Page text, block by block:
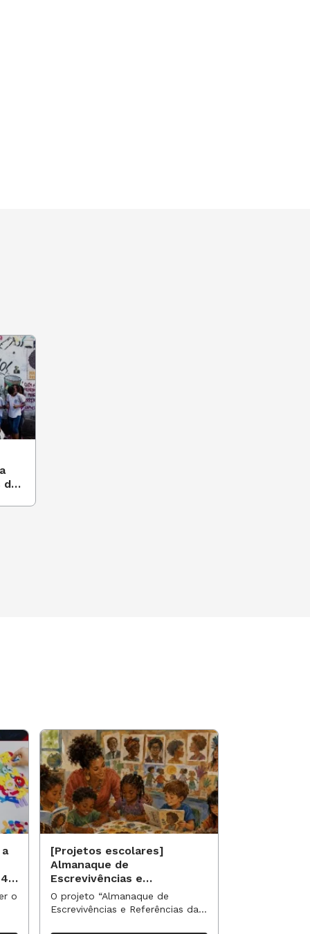
do
o
[Projetos escolares]
Almanaque de
Escrevivências e
Referências da Nossa
Turma
O projeto “Almanaque de
Escrevivências e Referências da